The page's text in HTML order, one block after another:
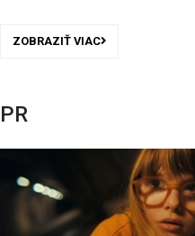
ZOBRAZIŤ VIAC
PR